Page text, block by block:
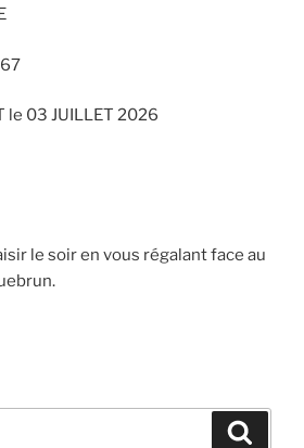
le 03 JUILLET 2026
le soir en vous régalant face au